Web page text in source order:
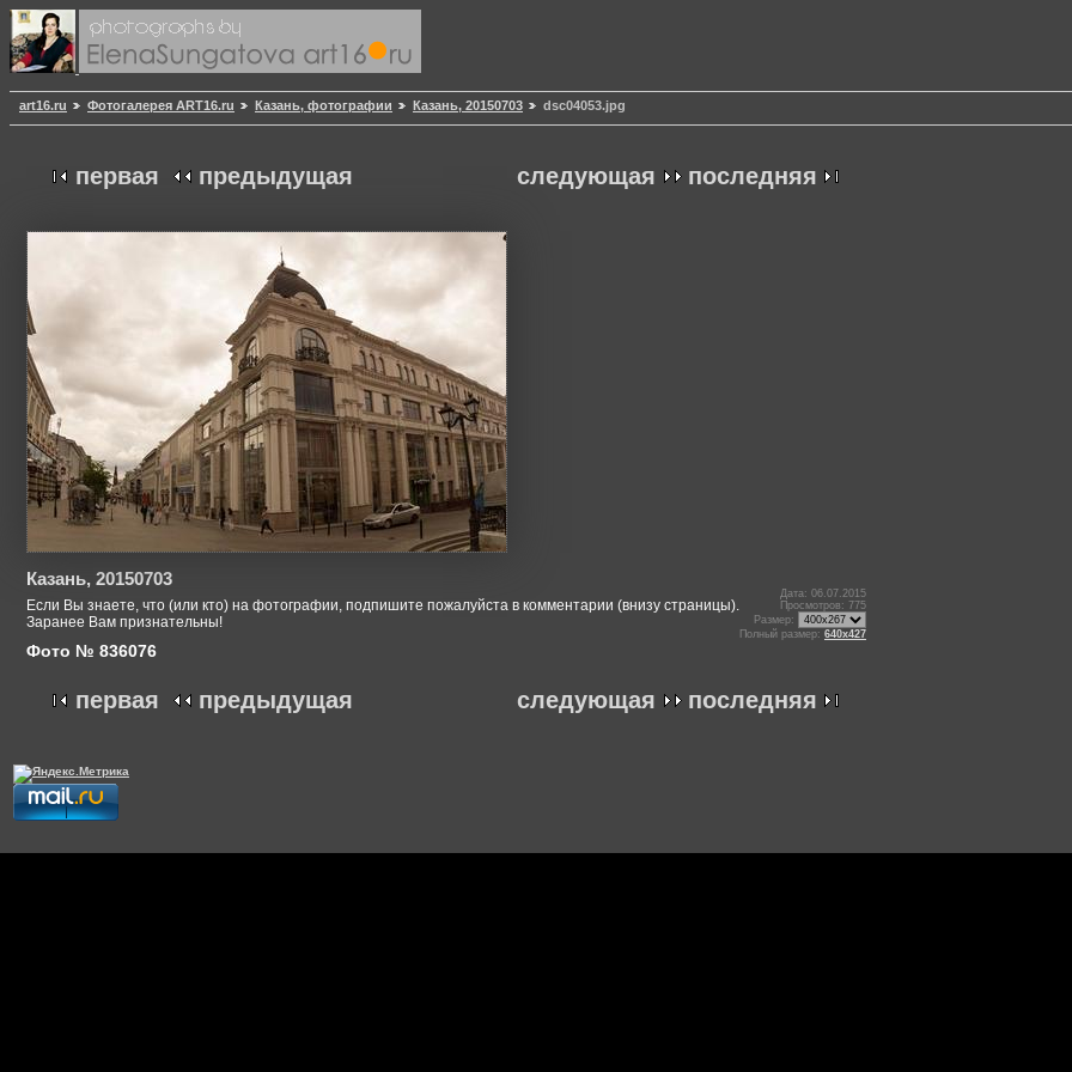
art16.ru Фотогалерея ART16.ru Казань, фотографии Казань, 20150703 dsc04053.jpg
следующая последняя
первая предыдущая
Казань, 20150703
Если Вы знаете, что (или кто) на фотографии, подпишите пожалуйста в комментарии (внизу страницы).
Заранее Вам признательны!
Фото № 836076
Дата: 06.07.2015
Просмотров: 775
Размер:
Полный размер: 640x427
следующая последняя
первая предыдущая